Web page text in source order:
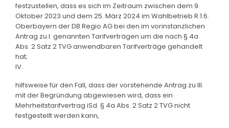
festzustellen, dass es sich im Zeitraum zwischen dem 9.
Oktober 2023 und dem 25. März 2024 im Wahlbetrieb R.1.6.
Oberbayern der DB Regio AG bei den im vorinstanzlichen
Antrag zu I. genannten Tarifverträgen um die nach § 4a
Abs. 2 Satz 2 TVG anwendbaren Tarifverträge gehandelt
hat;
IV.
hilfsweise für den Fall, dass der vorstehende Antrag zu III.
mit der Begründung abgewiesen wird, dass ein
Mehrheitstarifvertrag iSd. § 4a Abs. 2 Satz 2 TVG nicht
festgestellt werden kann,